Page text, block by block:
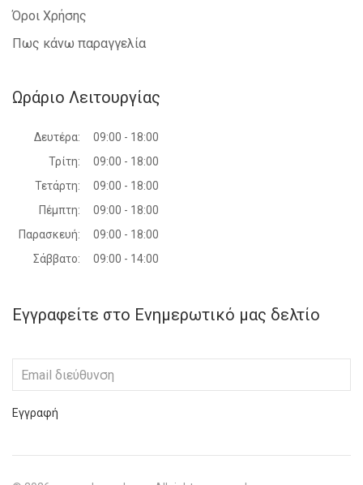
Όροι Χρήσης
Πως κάνω παραγγελία
Ωράριο Λειτουργίας
Δευτέρα:
09:00 - 18:00
Τρίτη:
09:00 - 18:00
Τετάρτη:
09:00 - 18:00
Πέμπτη:
09:00 - 18:00
Παρασκευή:
09:00 - 18:00
Σάββατο:
09:00 - 14:00
Εγγραφείτε στο Ενημερωτικό μας δελτίο
Εγγραφή